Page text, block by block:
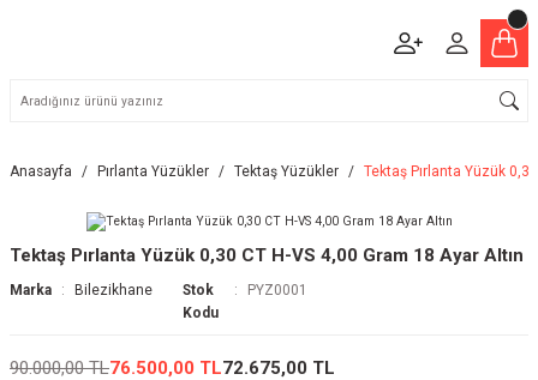
Anasayfa Pırlanta Yüzükler Tektaş Yüzükler Tektaş Pırlanta Yüzük
Tektaş Pırlanta Yüzük 0,30 CT H-VS 4,00 Gram 18 Ayar Altın
Marka Bilezikhane
Stok
Kodu
PYZ0001
90.000,00 TL76.500,00 TL72.675,00 TL